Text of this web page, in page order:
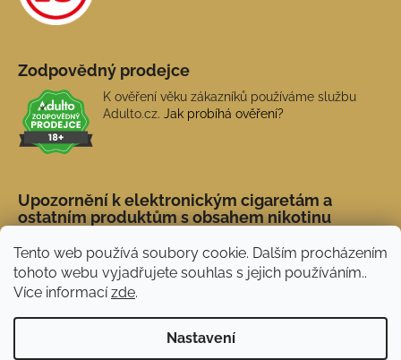
Tento web používá soubory cookie. Dalším procházením
tohoto webu vyjadřujete souhlas s jejich používáním..
Více informacízde.
Nastavení
Zodpovědný prodejce
K ověření věku zákazníků používáme službu
Adulto.cz. Jak probíhá ověření?
Upozornění k elektronickým cigaretám a
ostatním produktům s obsahem nikotinu